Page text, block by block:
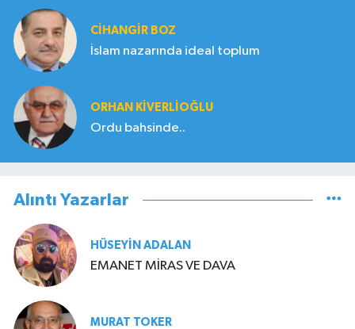
CIHANGIR BOZ
İslam nazarında ideal toplum
ORHAN KIVERLIOĞLU
Ordu bahsinde..
Alıntı Yazarlar
HÜSEYIN ADALAN
EMANET MİRAS VE DAVA
MURAT TOKER